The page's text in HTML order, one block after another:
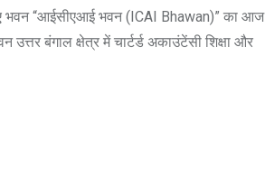
भवन “आईसीएआई भवन (ICAI Bhawan)” का आज
बंगाल क्षेत्र में चार्टर्ड अकाउंटेंसी शिक्षा और